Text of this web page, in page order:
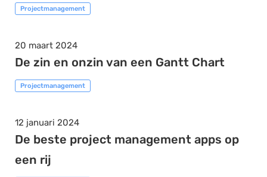
Projectmanagement
20 maart 2024
De zin en onzin van een Gantt Chart
Projectmanagement
12 januari 2024
De beste project management apps op
een rij